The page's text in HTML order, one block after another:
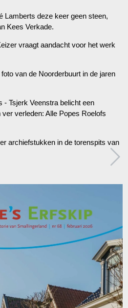
Lamberts deze keer geen steen,
Kees Verkade.
vraagt aandacht voor het werk
van de Noorderbuurt in de jaren
- Tsjerk Veenstra belicht een
verleden: Alle Popes Roelofs
archiefstukken in de torenspits van